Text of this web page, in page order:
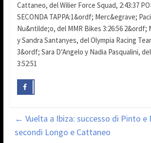
Cattaneo, del Wilier Force Squad, 2:43:37
SECONDA TAPPA:1&ordf; Merc&egrave;
Nu&ntilde;o, del MMR Bikes 3:26:56 2&ordf;
y Sandra Santanyes, del Olympia Racing
3&ordf; Sara D’Angelo y Nadia Pasqualini,
3:52:51
← Vuelta a Ibiza: successo di Pinto
secondi Longo e Cattaneo